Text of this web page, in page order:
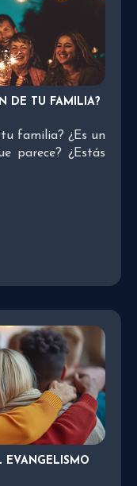
DE TU FAMILIA?
familia? ¿Es un
parece? ¿Estás
EVANGELISMO